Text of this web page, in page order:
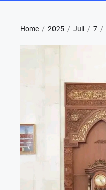
Home 2025 Juli 7